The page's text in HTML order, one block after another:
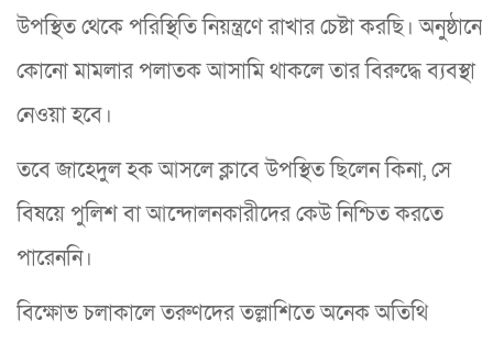
উপস্থিত থেকে পরিস্থিতি নিয়ন্ত্রণে রাখার চেষ্টা করছি। অনুষ্ঠানে
কোনো মামলার পলাতক আসামি থাকলে তার বিরুদ্ধে ব্যবস্থা
নেওয়া হবে।
তবে জাহেদুল হক আসলে ক্লাবে উপস্থিত ছিলেন কিনা, সে
বিষয়ে পুলিশ বা আন্দোলনকারীদের কেউ নিশ্চিত করতে
পারেননি।
বিক্ষোভ চলাকালে তরুণদের তল্লাশিতে অনেক অতিথি